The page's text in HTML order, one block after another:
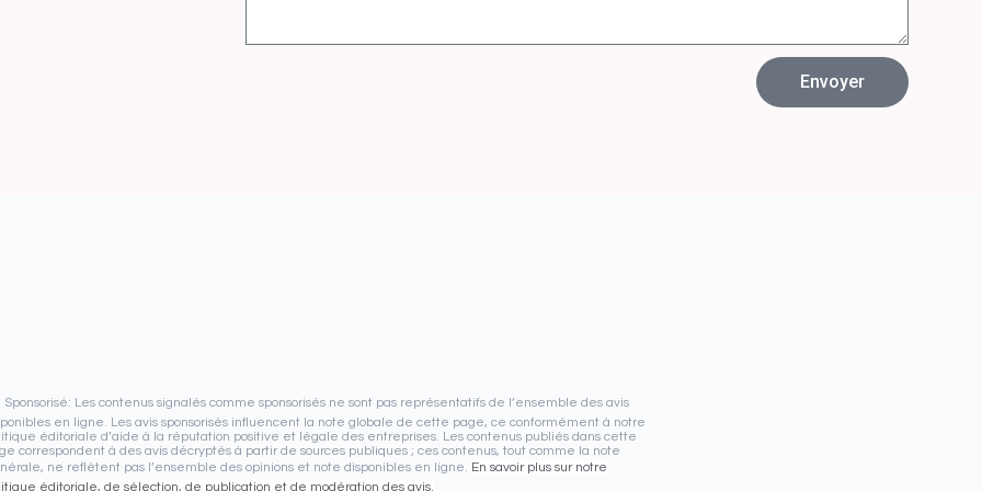
Envoyer
Les contenus signalés comme sponsorisés ne sont pas représentatifs de l’ensemble des avis
en ligne. Les avis sponsorisés influencent la note globale de cette page, ce conformément à notre
éditoriale d’aide à la réputation positive et légale des entreprises. Les contenus publiés dans cette
correspondent à des avis décryptés à partir de sources publiques ; ces contenus, tout comme la note
ne reflètent pas l’ensemble des opinions et note disponibles en ligne. En savoir plus sur notre
éditoriale, de sélection, de publication et de modération des avis.